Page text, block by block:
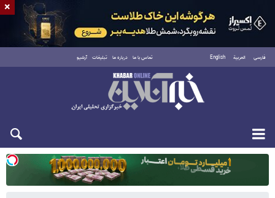
فارسی العربية English تماس با ما درباره ما تبلیغات آرشیو
یکشنبه ۱۸ مرداد ۱۴۰۵
×